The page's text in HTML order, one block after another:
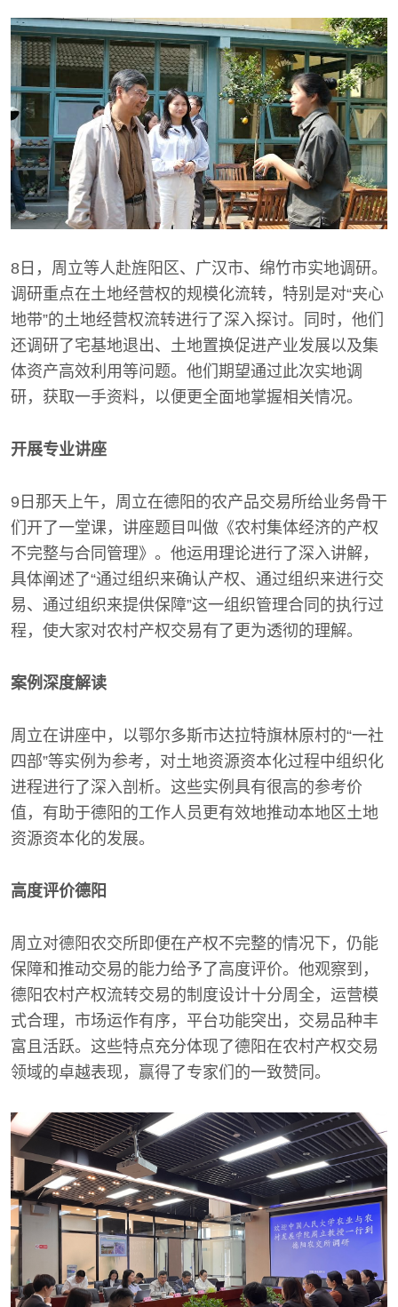
8日，周立等人赴旌阳区、广汉市、绵竹市实地调研。
调研重点在土地经营权的规模化流转，特别是对“夹心
地带”的土地经营权流转进行了深入探讨。同时，他们
还调研了宅基地退出、土地置换促进产业发展以及集
体资产高效利用等问题。他们期望通过此次实地调
研，获取一手资料，以便更全面地掌握相关情况。
开展专业讲座
9日那天上午，周立在德阳的农产品交易所给业务骨干
们开了一堂课，讲座题目叫做《农村集体经济的产权
不完整与合同管理》。他运用理论进行了深入讲解，
具体阐述了“通过组织来确认产权、通过组织来进行交
易、通过组织来提供保障”这一组织管理合同的执行过
程，使大家对农村产权交易有了更为透彻的理解。
案例深度解读
周立在讲座中，以鄂尔多斯市达拉特旗林原村的“一社
四部”等实例为参考，对土地资源资本化过程中组织化
进程进行了深入剖析。这些实例具有很高的参考价
值，有助于德阳的工作人员更有效地推动本地区土地
资源资本化的发展。
高度评价德阳
周立对德阳农交所即便在产权不完整的情况下，仍能
保障和推动交易的能力给予了高度评价。他观察到，
德阳农村产权流转交易的制度设计十分周全，运营模
式合理，市场运作有序，平台功能突出，交易品种丰
富且活跃。这些特点充分体现了德阳在农村产权交易
领域的卓越表现，赢得了专家们的一致赞同。